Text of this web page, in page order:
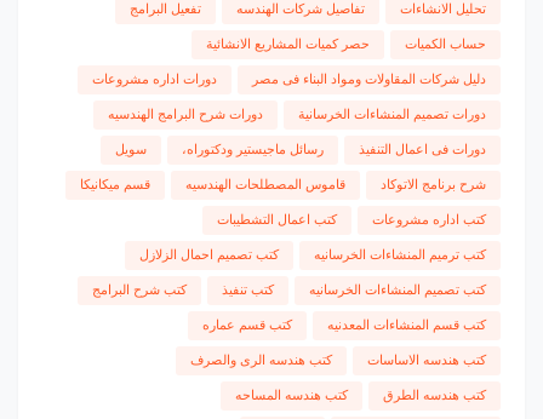
تحليل الانشاءات تفاصيل شركات الهندسه تفعيل البرامج
حساب الكميات حصر كميات المشاريع الانشائية
دليل شركات المقاولات ومواد البناء فى مصر دورات اداره مشروعات
دورات تصميم المنشاءات الخرسانية دورات شرح البرامج الهندسيه
دورات فى اعمال التنفيذ رسائل ماجيستير ودكتوراه، سويل
شرح برنامج الاتوكاد قاموس المصطلحات الهندسيه قسم ميكانيكا
كتب اداره مشروعات كتب اعمال التشطيبات
كتب ترميم المنشاءات الخرسانيه كتب تصميم احمال الزلازل
كتب تصميم المنشاءات الخرسانيه كتب تنفيذ كتب شرح البرامج
كتب قسم المنشاءات المعدنيه كتب قسم عماره
كتب هندسه الاساسات كتب هندسه الرى والصرف
كتب هندسه الطرق كتب هندسه المساحه